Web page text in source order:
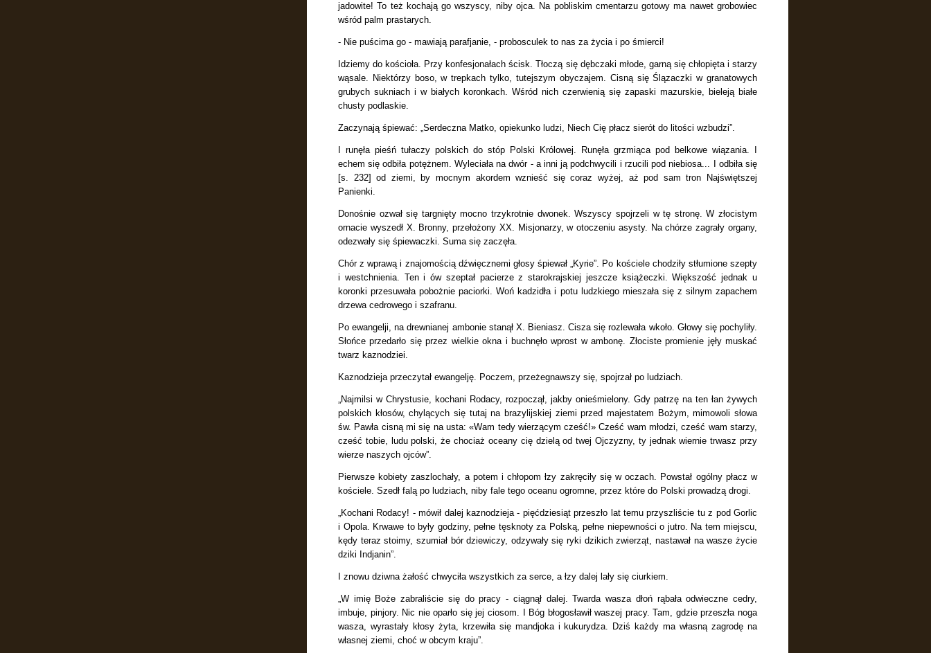
jadowite! To też kochają go wszyscy, niby ojca. Na pobliskim cmentarzu gotowy ma nawet grobowiec
wśród palm prastarych.
- Nie puścima go - mawiają parafjanie, - probosculek to nas za życia i po śmierci!
Idziemy do kościoła. Przy konfesjonałach ścisk. Tłoczą się dębczaki młode, garną się chłopięta i starzy
wąsale. Niektórzy boso, w trepkach tylko, tutejszym obyczajem. Cisną się Ślązaczki w granatowych
grubych sukniach i w białych koronkach. Wśród nich czerwienią się zapaski mazurskie, bieleją białe
chusty podlaskie.
Zaczynają śpiewać: „Serdeczna Matko, opiekunko ludzi, Niech Cię płacz sierót do litości wzbudzi”.
I runęła pieśń tułaczy polskich do stóp Polski Królowej. Runęła grzmiąca pod belkowe wiązania. I
echem się odbiła potężnem. Wyleciała na dwór - a inni ją podchwycili i rzucili pod niebiosa... I odbiła się
[s. 232] od ziemi, by mocnym akordem wznieść się coraz wyżej, aż pod sam tron Najświętszej
Panienki.
Donośnie ozwał się targnięty mocno trzykrotnie dwonek. Wszyscy spojrzeli w tę stronę. W złocistym
ornacie wyszedł X. Bronny, przełożony XX. Misjonarzy, w otoczeniu asysty. Na chórze zagrały organy,
odezwały się śpiewaczki. Suma się zaczęła.
Chór z wprawą i znajomością dźwięcznemi głosy śpiewał „Kyrie”. Po kościele chodziły stłumione szepty
i westchnienia. Ten i ów szeptał pacierze z starokrajskiej jeszcze książeczki. Większość jednak u
koronki przesuwała pobożnie paciorki. Woń kadzidła i potu ludzkiego mieszała się z silnym zapachem
drzewa cedrowego i szafranu.
Po ewangelji, na drewnianej ambonie stanął X. Bieniasz. Cisza się rozlewała wkoło. Głowy się pochyliły.
Słońce przedarło się przez wielkie okna i buchnęło wprost w ambonę. Złociste promienie jęły muskać
twarz kaznodziei.
Kaznodzieja przeczytał ewangelję. Poczem, przeżegnawszy się, spojrzał po ludziach.
„Najmilsi w Chrystusie, kochani Rodacy, rozpoczął, jakby onieśmielony. Gdy patrzę na ten łan żywych
polskich kłosów, chylących się tutaj na brazylijskiej ziemi przed majestatem Bożym, mimowoli słowa
św. Pawła cisną mi się na usta: «Wam tedy wierzącym cześć!» Cześć wam młodzi, cześć wam starzy,
cześć tobie, ludu polski,że chociaż oceany cię dzielą od twej Ojczyzny, ty jednak wiernie trwasz przy
wierze naszych ojców”.
Pierwsze kobiety zaszlochały, a potem i chłopom łzy zakręciły się w oczach. Powstał ogólny płacz w
kościele. Szedł falą po ludziach, niby fale tego oceanu ogromne, przez które do Polski prowadzą drogi.
„Kochani Rodacy! - mówił dalej kaznodzieja - pięćdziesiąt przeszło lat temu przyszliście tu z pod Gorlic
i Opola. Krwawe to były godziny, pełne tęsknoty za Polską, pełne niepewności o jutro. Na tem miejscu,
kędy teraz stoimy, szumiał bór dziewiczy, odzywały się ryki dzikich zwierząt, nastawał na wasze życie
dziki Indjanin”.
I znowu dziwna żałość chwyciła wszystkich za serce, a łzy dalej lały się ciurkiem.
„W imię Boże zabraliście się do pracy - ciągnął dalej. Twarda wasza dłoń rąbała odwieczne cedry,
imbuje, pinjory. Nic nie oparło się jej ciosom. I Bóg błogosławił waszej pracy. Tam, gdzie przeszła noga
wasza, wyrastały kłosy żyta, krzewiła się mandjoka i kukurydza. Dziś każdy ma własną zagrodę na
własnej ziemi, choć w obcym kraju”.